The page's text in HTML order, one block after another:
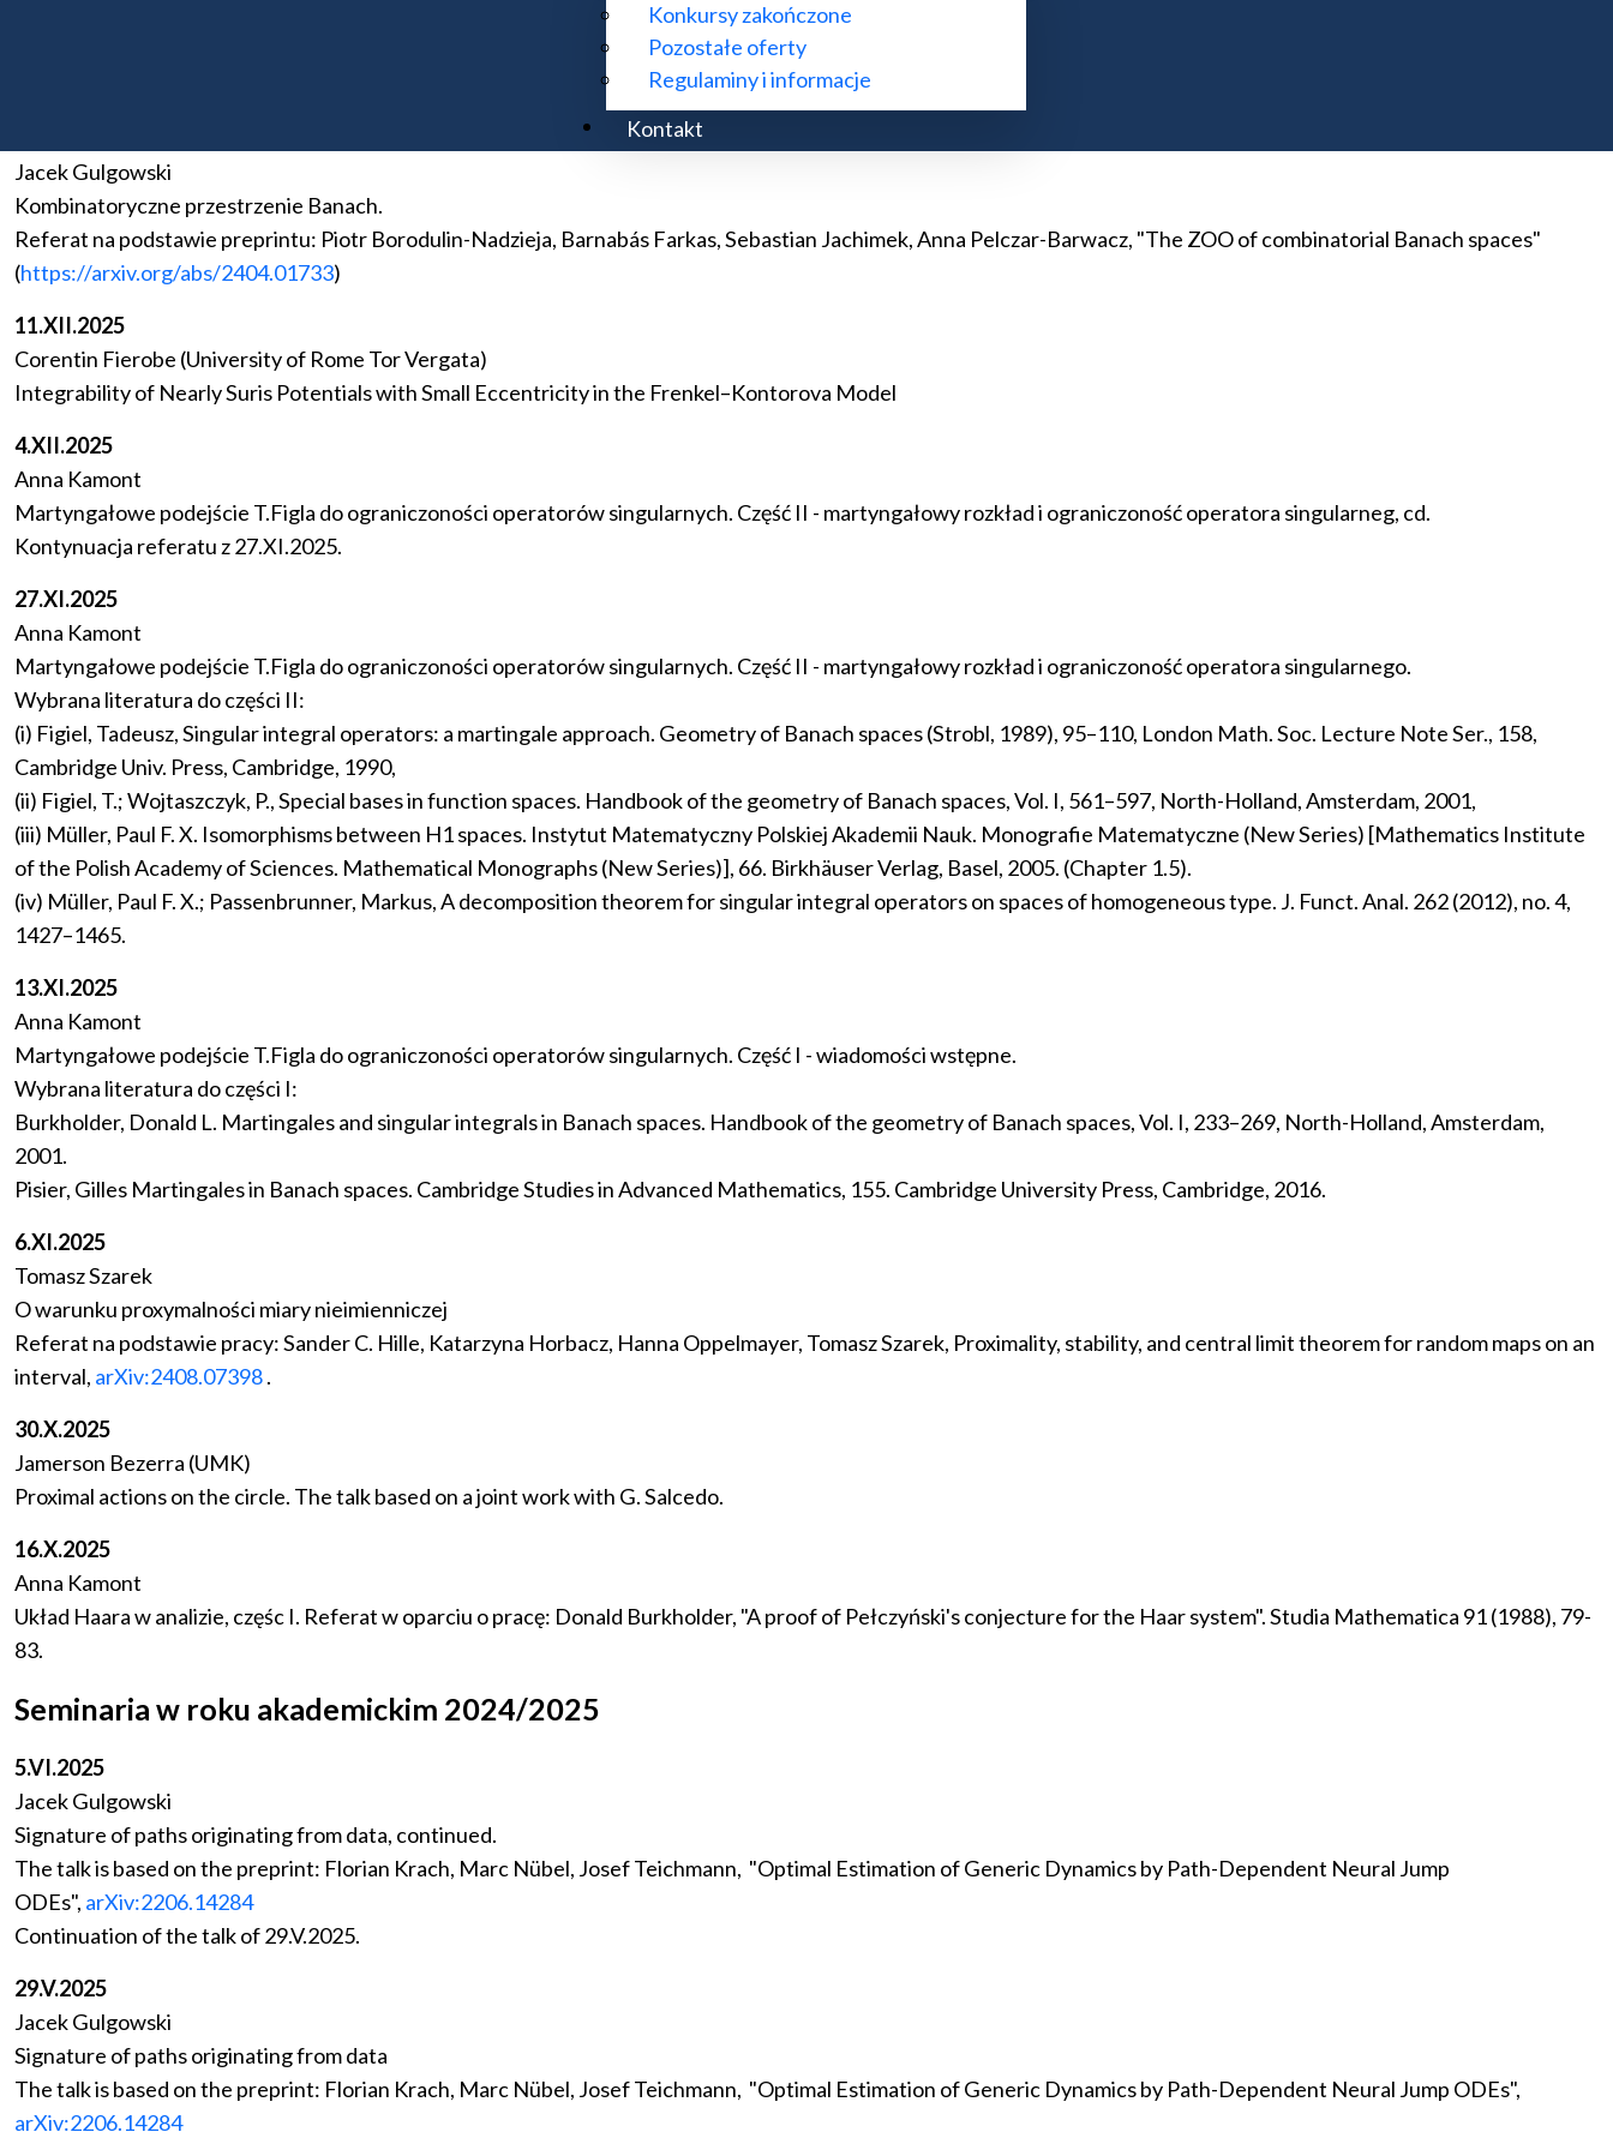
Konkursy zakończone
Pozostałe oferty
Regulaminy i informacje
Kontakt
Martyngałowe podejście T.Figla do ograniczoności operatorów singularnych. Część III: zastosowanie do operatorów Calderona-Zygmunda.
Jacek Gulgowski
Kombinatoryczne przestrzenie Banach.
Referat na podstawie preprintu: Piotr Borodulin-Nadzieja, Barnabás Farkas, Sebastian Jachimek, Anna Pelczar-Barwacz, "The ZOO of combinatorial Banach spaces"
(https://arxiv.org/abs/2404.01733)
11.XII.2025
Corentin Fierobe (University of Rome Tor Vergata)
Integrability of Nearly Suris Potentials with Small Eccentricity in the Frenkel–Kontorova Model
4.XII.2025
Anna Kamont
Martyngałowe podejście T.Figla do ograniczoności operatorów singularnych. Część II - martyngałowy rozkład i ograniczoność operatora singularneg, cd.
Kontynuacja referatu z 27.XI.2025.
27.XI.2025
Anna Kamont
Martyngałowe podejście T.Figla do ograniczoności operatorów singularnych. Część II - martyngałowy rozkład i ograniczoność operatora singularnego.
Wybrana literatura do części II:
(i) Figiel, Tadeusz, Singular integral operators: a martingale approach. Geometry of Banach spaces (Strobl, 1989), 95–110, London Math. Soc. Lecture Note Ser., 158,
Cambridge Univ. Press, Cambridge, 1990,
(ii) Figiel, T.; Wojtaszczyk, P., Special bases in function spaces. Handbook of the geometry of Banach spaces, Vol. I, 561–597, North-Holland, Amsterdam, 2001,
(iii) Müller, Paul F. X. Isomorphisms between H1 spaces. Instytut Matematyczny Polskiej Akademii Nauk. Monografie Matematyczne (New Series) [Mathematics Institute
of the Polish Academy of Sciences. Mathematical Monographs (New Series)], 66. Birkhäuser Verlag, Basel, 2005. (Chapter 1.5).
(iv) Müller, Paul F. X.; Passenbrunner, Markus, A decomposition theorem for singular integral operators on spaces of homogeneous type. J. Funct. Anal. 262 (2012), no. 4,
1427–1465.
13.XI.2025
Anna Kamont
Martyngałowe podejście T.Figla do ograniczoności operatorów singularnych. Część I - wiadomości wstępne.
Wybrana literatura do części I:
Burkholder, Donald L. Martingales and singular integrals in Banach spaces. Handbook of the geometry of Banach spaces, Vol. I, 233–269, North-Holland, Amsterdam,
2001.
Pisier, Gilles Martingales in Banach spaces. Cambridge Studies in Advanced Mathematics, 155. Cambridge University Press, Cambridge, 2016.
6.XI.2025
Tomasz Szarek
O warunku proxymalności miary nieimienniczej
Referat na podstawie pracy: Sander C. Hille, Katarzyna Horbacz, Hanna Oppelmayer, Tomasz Szarek, Proximality, stability, and central limit theorem for random maps on an
interval, arXiv:2408.07398.
30.X.2025
Jamerson Bezerra (UMK)
Proximal actions on the circle. The talk based on a joint work with G. Salcedo.
16.X.2025
Anna Kamont
Układ Haara w analizie, częśc I. Referat w oparciu o pracę: Donald Burkholder, "A proof of Pełczyński's conjecture for the Haar system". Studia Mathematica 91 (1988), 79-
83.
Seminaria w roku akademickim 2024/2025
5.VI.2025
Jacek Gulgowski
Signature of paths originating from data, continued.
The talk is based on the preprint: Florian Krach, Marc Nübel, Josef Teichmann, "Optimal Estimation of Generic Dynamics by Path-Dependent Neural Jump
ODEs", arXiv:2206.14284
Continuation of the talk of 29.V.2025.
29.V.2025
Jacek Gulgowski
Signature of paths originating from data
The talk is based on the preprint: Florian Krach, Marc Nübel, Josef Teichmann, "Optimal Estimation of Generic Dynamics by Path-Dependent Neural Jump ODEs",
arXiv:2206.14284